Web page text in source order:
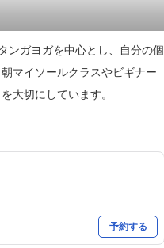
ンガヨガを中心とし、自分の個
マイソールクラスやビギナー
大切にしています。
予約する